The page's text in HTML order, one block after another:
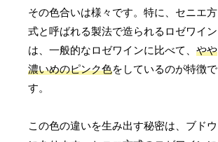
その色合いは様々です。特に、セニエ方
式と呼ばれる製法で造られるロゼワイン
は、一般的なロゼワインに比べて、やや
濃いめのピンク色をしているのが特徴で
す。
この色の違いを生み出す秘密は、ブドウ